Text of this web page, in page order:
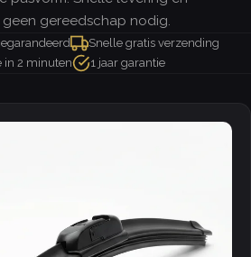
gereedschap nodig.
Snelle gratis verzending
in 2 minuten
1 jaar garantie